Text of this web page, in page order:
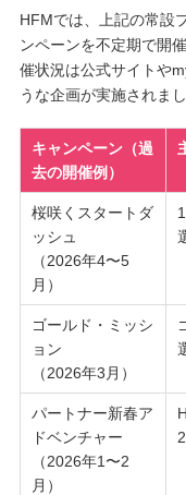
HFMでは、上記の常設
ンペーンを不定期で開
催状況は公式サイトや
うな企画が実施されまし
キャンペーン（過
去の開催例）
桜咲くスタートダ
ッシュ
（2026年4〜5
月）
ゴールド・ミッシ
ョン
（2026年3月）
パートナー新春ア
ドベンチャー
（2026年1〜2
月）